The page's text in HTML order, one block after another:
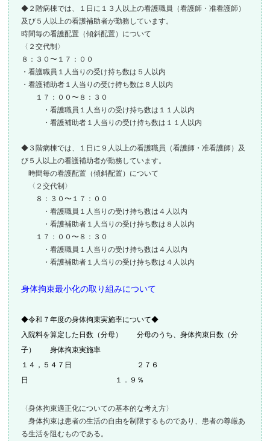
◆２階病棟では、１日に１３人以上の看護職員（看護師・准看護師）
及び５人以上の看護補助者が勤務しています。
時間毎の看護配置（傾斜配置）について
〈２交代制〉
８：３０〜１７：００
・看護職員１人当りの受け持ち数は５人以内
・看護補助者１人当りの受け持ち数は８人以内
１７：００〜８：３０
・看護職員１人当りの受け持ち数は１１人以内
・看護補助者１人当りの受け持ち数は１１人以内
◆３階病棟では、１日に９人以上の看護職員（看護師・准看護師）及
び５人以上の看護補助者が勤務しています。
時間毎の看護配置（傾斜配置）について
〈２交代制〉
８：３０〜１７：００
・看護職員１人当りの受け持ち数は４人以内
・看護補助者１人当りの受け持ち数は８人以内
１７：００〜８：３０
・看護職員１人当りの受け持ち数は４人以内
・看護補助者１人当りの受け持ち数は４人以内
身体拘束最小化の取り組みについて
◆令和７年度の身体拘束実施率について◆
入院料を算定した日数（分母） 分母のうち、身体拘束日数（分
子） 身体拘束実施率
１４，５４７日 ２７６
日 １．９％
〈身体拘束適正化についての基本的な考え方〉
身体拘束は患者の生活の自由を制限するものであり、患者の尊厳あ
る生活を阻むものである。